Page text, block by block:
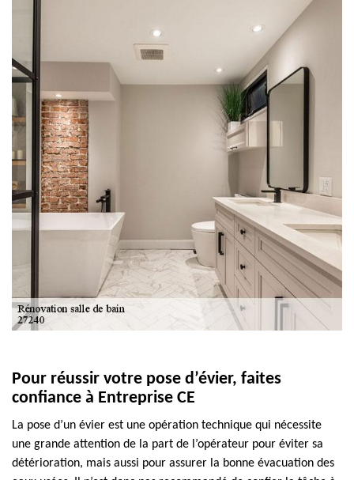
Pour réussir votre pose d’évier, faites
confiance à Entreprise CE
La pose d’un évier est une opération technique qui nécessite
une grande attention de la part de l’opérateur pour éviter sa
détérioration, mais aussi pour assurer la bonne évacuation des